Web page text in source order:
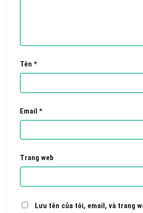
Tên *
Email *
Trang web
Lưu tên của tôi, email, và trang